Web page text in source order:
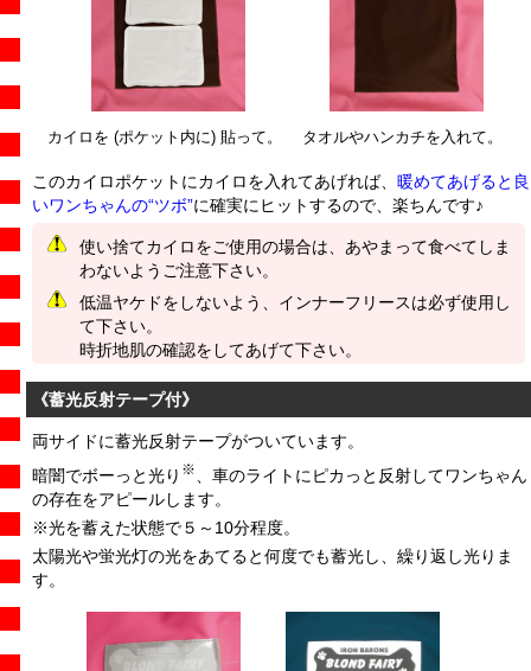
カイロを (ポケット内に) 貼って。 タオルやハンカチを入れて。
このカイロポケットにカイロを入れてあげれば、 暖めてあげると良
いワンちゃんの“ツボ”に確実にヒットするので、楽ちんです♪
使い捨てカイロをご使用の場合は、あやまって食べてしま
わないようご注意下さい。
低温ヤケドをしないよう、インナーフリースは必ず使用し
て下さい。
時折地肌の確認をしてあげて下さい。
《蓄光反射テープ付》
両サイドに蓄光反射テープがついています。
暗闇でボーっと光り ※
、車のライトにピカっと反射してワンちゃん
の存在をアピールします。
※光を蓄えた状態で５～10分程度。
太陽光や蛍光灯の光をあてると何度でも蓄光し、繰り返し光りま
す。